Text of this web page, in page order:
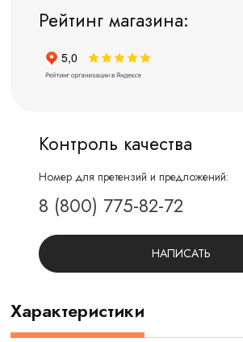
Рейтинг магазина:
Контроль качества
Номер для претензий и предложений:
8 (800) 775-82-72
НАПИСАТЬ
Характеристики